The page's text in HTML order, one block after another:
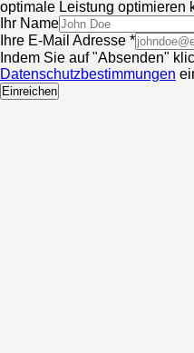
optimale Leistung optimieren
Ihr Name
Ihre E-Mail Adresse *
Indem Sie auf "Absenden"
Datenschutzbestimmungen